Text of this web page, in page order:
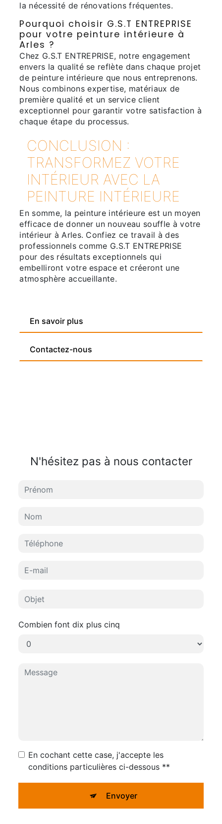
la nécessité de rénovations fréquentes.
Pourquoi choisir G.S.T ENTREPRISE
pour votre peinture intérieure à
Arles ?
Chez G.S.T ENTREPRISE, notre engagement
envers la qualité se reflète dans chaque projet
de peinture intérieure que nous entreprenons.
Nous combinons expertise, matériaux de
première qualité et un service client
exceptionnel pour garantir votre satisfaction à
chaque étape du processus.
CONCLUSION :
TRANSFORMEZ VOTRE
INTÉRIEUR AVEC LA
PEINTURE INTÉRIEURE
En somme, la peinture intérieure est un moyen
efficace de donner un nouveau souffle à votre
intérieur à Arles. Confiez ce travail à des
professionnels comme G.S.T ENTREPRISE
pour des résultats exceptionnels qui
embelliront votre espace et créeront une
atmosphère accueillante.
En savoir plus
Contactez-nous
N'hésitez pas à nous contacter
Combien font dix plus cinq
En cochant cette case, j'accepte les
conditions particulières ci-dessous **
Envoyer